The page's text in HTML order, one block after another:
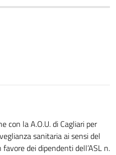
con la A.O.U. di Cagliari per
sanitaria ai sensi del
dei dipendenti dell’ASL n.